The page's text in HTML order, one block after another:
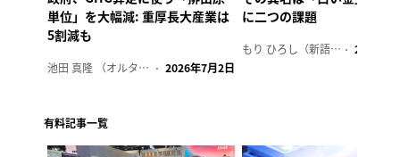
単位」を大幅減: 重厚長大産業は
5割減も
池田 真隆 （オルタナ輪番編集長） 2026年7月2日
に二つの課題
もり ひろし（新語ウォッチャー） 2023年7
有料記事一覧